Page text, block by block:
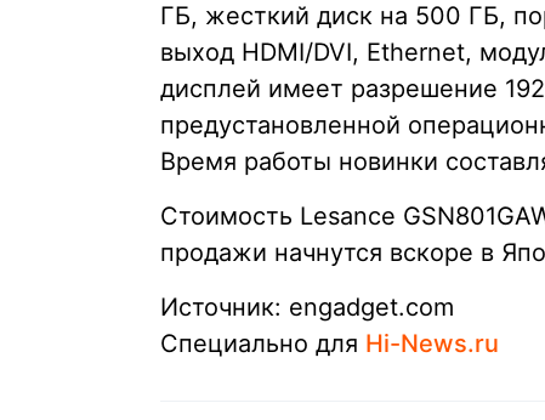
ГБ, жесткий диск на 500 ГБ,
выход HDMI/DVI, Ethernet,
дисплей имеет разрешение
предустановленной
Время работы новинки
Стоимость Lesance
продажи начнутся вскоре в
Источник: engadget.com
Специально для Hi-News.ru